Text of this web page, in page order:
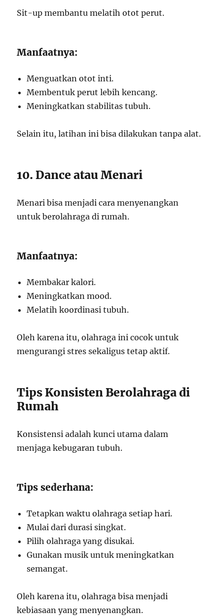
Sit-up membantu melatih otot perut.
Manfaatnya:
Menguatkan otot inti.
Membentuk perut lebih kencang.
Meningkatkan stabilitas tubuh.
Selain itu, latihan ini bisa dilakukan tanpa alat.
10. Dance atau Menari
Menari bisa menjadi cara menyenangkan
untuk berolahraga di rumah.
Manfaatnya:
Membakar kalori.
Meningkatkan mood.
Melatih koordinasi tubuh.
Oleh karena itu, olahraga ini cocok untuk
mengurangi stres sekaligus tetap aktif.
Tips Konsisten Berolahraga di
Rumah
Konsistensi adalah kunci utama dalam
menjaga kebugaran tubuh.
Tips sederhana:
Tetapkan waktu olahraga setiap hari.
Mulai dari durasi singkat.
Pilih olahraga yang disukai.
Gunakan musik untuk meningkatkan
semangat.
Oleh karena itu, olahraga bisa menjadi
kebiasaan yang menyenangkan.